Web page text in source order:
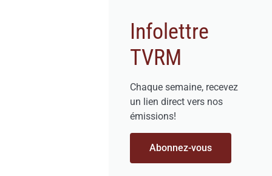
Infolettre
TVRM
Chaque semaine, recevez
un lien direct vers nos
émissions!
Abonnez-vous